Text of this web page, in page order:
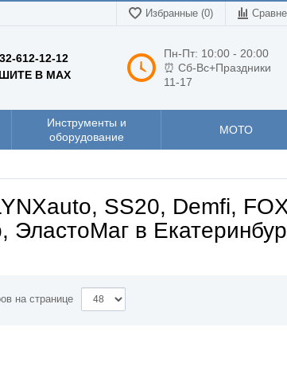
Избранные (0)
612-12-12
В MAX
Пн-Пт: 10:00 - 20:00
⏰ Сб-Вс+Праздники
11-17
Инструменты и
оборудование
МОТО
SS20, Demfi,
ЭластоМаг в
на странице